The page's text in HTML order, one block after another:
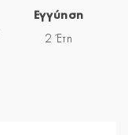
Εγγύηση
2 Έτη